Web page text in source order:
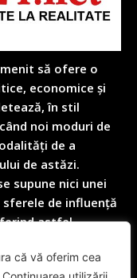
că vă oferim cea
să ofere o
economice și
în stil
noi moduri de
de a
de astăzi.
supune nici unei
de influență
astfel